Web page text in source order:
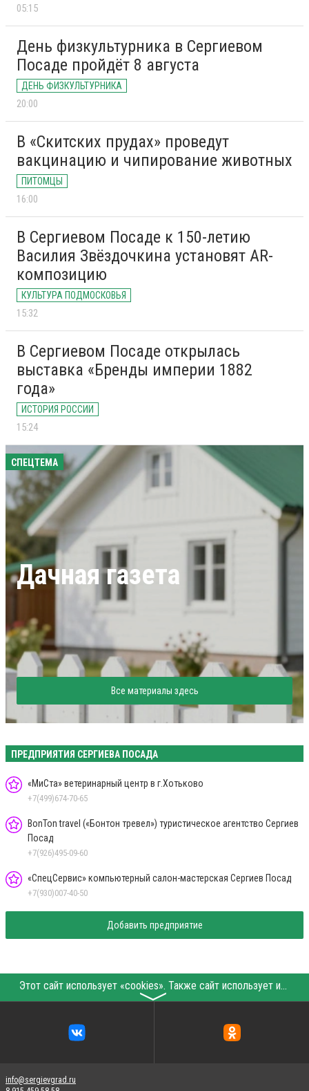
05:15
День физкультурника в Сергиевом
Посаде пройдёт 8 августа
ДЕНЬ ФИЗКУЛЬТУРНИКА
20:00
В «Скитских прудах» проведут
вакцинацию и чипирование животных
ПИТОМЦЫ
16:00
В Сергиевом Посаде к 150-летию
Василия Звёздочкина установят AR-
композицию
КУЛЬТУРА ПОДМОСКОВЬЯ
15:32
В Сергиевом Посаде открылась
выставка «Бренды империи 1882
года»
ИСТОРИЯ РОССИИ
15:24
СПЕЦТЕМА
Дачная газета
Все материалы здесь
ПРЕДПРИЯТИЯ СЕРГИЕВА ПОСАДА
«МиСта» ветеринарный центр в г.Хотьково
+7(499)674-70-65
BonTon travel («Бонтон тревел») туристическое агентство Сергиев
Посад
+7(926)495-09-60
«СпецСервис» компьютерный салон-мастерская Сергиев Посад
+7(930)007-40-50
Добавить предприятие
Этот сайт использует «cookies». Также сайт использует интернет-сервис для сбора технических данных касательно посетителей с целью получения маркетинговой и статистической информации. Условия обработки данных посетителей сайта см.
〉
info@sergievgrad.ru